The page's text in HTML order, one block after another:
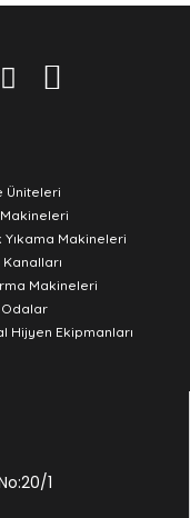
Üniteleri
Yıkama Makineleri
Makineleri
Hijyen Ekipmanları
1